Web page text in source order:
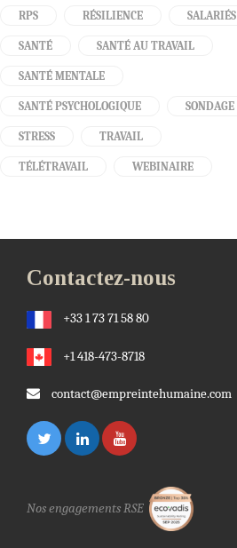
RPS RÉSILIENCE SALARIÉS
SANTÉ SANTÉ AU TRAVAIL
SANTÉ MENTALE
SANTÉ PSYCHOLOGIQUE SONDAGE
STRESS TRAVAIL
TÉLÉTRAVAIL WEBINAIRE
Contactez-nous
+33 1 73 71 58 80
+1 418-473-8718
contact@empreintehumaine.com
Nos engagements RSE